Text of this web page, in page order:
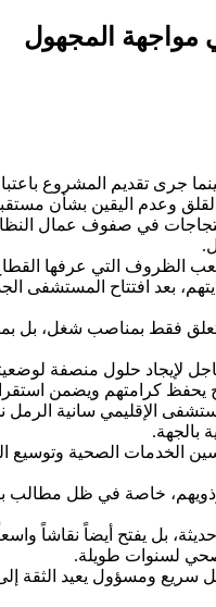
مواجهة المجهول
جرى تقديم المشروع
وعدم اليقين بشأن
في صفوف عمال
بعد افتتاح المستشفى
يتعلق فقط بمناصب شغل،
لإيجاد حلول منصفة
يحفظ كرامتهم ويضمن
الإقليمي سانية الرمل
بالجهة.
الخدمات الصحية وتوسيع
خاصة في ظل مطالب
بل يفتح أيضاً نقاشاً
لسنوات طويلة.
ومسؤول يعيد الثقة